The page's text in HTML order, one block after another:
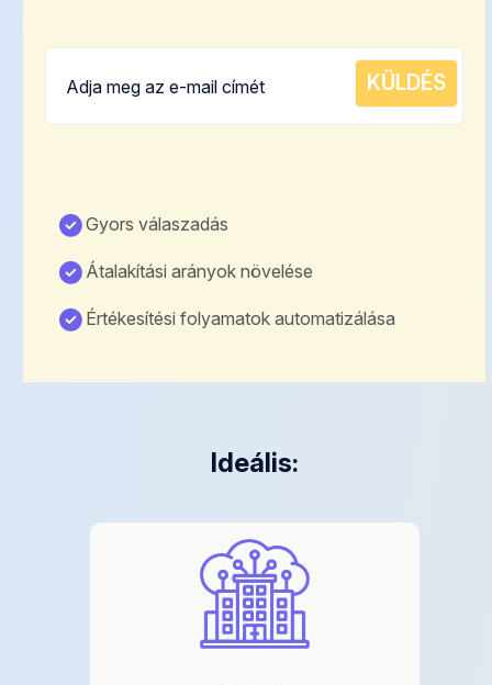
Gyors válaszadás
Átalakítási arányok növelése
Értékesítési folyamatok automatizálása
Ideális: